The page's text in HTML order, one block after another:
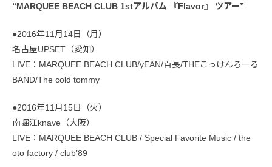
“MARQUEE BEACH CLUB 1stアルバム 『Flavor』 ツアー”
●2016年11月14日（月）
名古屋UPSET（愛知）
LIVE：MARQUEE BEACH CLUB/yEAN/百長/THEこっけんろーる
BAND/The cold tommy
●2016年11月15日（火）
南堀江knave（大阪）
LIVE：MARQUEE BEACH CLUB / Special Favorite Music / the
oto factory / club’89